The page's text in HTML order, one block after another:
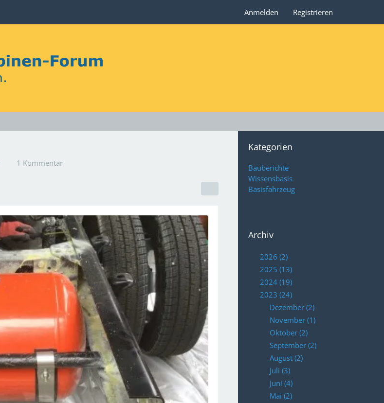
Anmelden Registrieren
1 Kommentar
Kategorien
Bauberichte
Wissensbasis
Basisfahrzeug
Archiv
2026 (2)
2025 (13)
2024 (19)
2023 (24)
Dezember (2)
November (1)
Oktober (2)
September (2)
August (2)
Juli (3)
Juni (4)
Mai (2)